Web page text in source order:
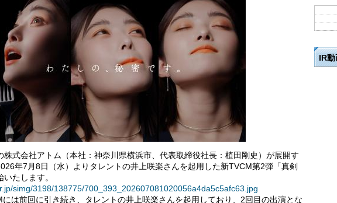
株式会社アトム（本社：神奈川県横浜市、代表取締役社長：植田剛史）が展開す
年7月8日（水）よりタレントの井上咲楽さんを起用した新TVCM第2弾「真剣
たします。
simg/3198/138775/700_393_202607081020056a4da5c5afc63.jpg
は前回に引き続き、タレントの井上咲楽さんを起用しており、2回目の出演とな
IR動